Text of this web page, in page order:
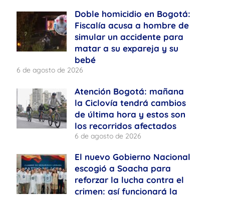
Doble homicidio en Bogotá:
Fiscalía acusa a hombre de
simular un accidente para
matar a su expareja y su
bebé
6 de agosto de 2026
Atención Bogotá: mañana
la Ciclovía tendrá cambios
de última hora y estos son
los recorridos afectados
6 de agosto de 2026
El nuevo Gobierno Nacional
escogió a Soacha para
reforzar la lucha contra el
crimen: así funcionará la